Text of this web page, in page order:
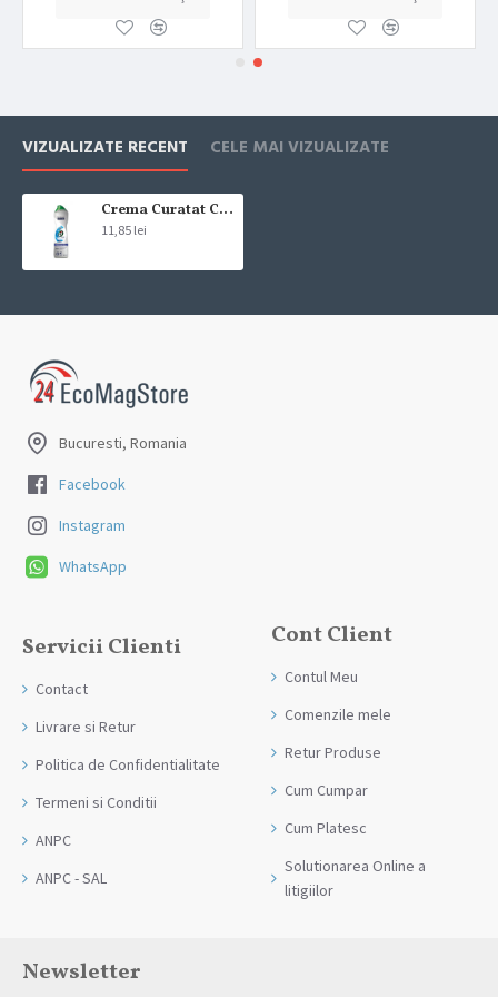
VIZUALIZATE RECENT CELE MAI VIZUALIZATE
Crema Curatat Cif Cream Profesional Original 750 ml
11,85 lei
Bucuresti, Romania
Facebook
Instagram
WhatsApp
Servicii Clienti
Contact
Livrare si Retur
Politica de Confidentialitate
Termeni si Conditii
ANPC
ANPC - SAL
Cont Client
Contul Meu
Comenzile mele
Retur Produse
Cum Cumpar
Cum Platesc
Solutionarea Online a
litigiilor
Newsletter